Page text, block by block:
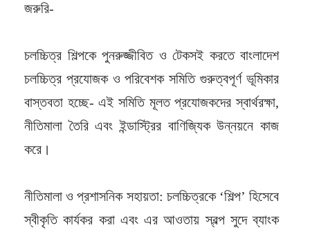
জরুরি-
চলচ্চিত্র শিল্পকে পুনরুজ্জীবিত ও টেকসই করতে বাংলাদেশ
চলচ্চিত্র প্রযোজক ও পরিবেশক সমিতি গুরুত্বপূর্ণ ভূমিকার
বাস্তবতা হচ্ছে- এই সমিতি মূলত প্রযোজকদের স্বার্থরক্ষা,
নীতিমালা তৈরি এবং ইন্ডাস্ট্রির বাণিজ্যিক উন্নয়নে কাজ
করে।
নীতিমালা ও প্রশাসনিক সহায়তা: চলচ্চিত্রকে ‘শিল্প’ হিসেবে
স্বীকৃতি কার্যকর করা এবং এর আওতায় স্বল্প সুদে ব্যাংক